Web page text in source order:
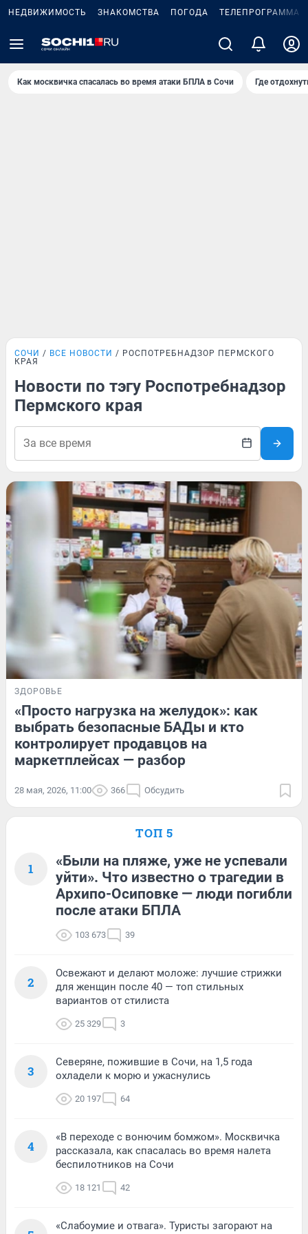
НЕДВИЖИМОСТЬ ЗНАКОМСТВА ПОГОДА ТЕЛЕПРОГРАММА
Как москвичка спасалась во время атаки БПЛА в Сочи Где
СОЧИ ВСЕ НОВОСТИ
РОСПОТРЕБНАДЗОР ПЕРМСКОГО
КРАЯ
Новости по тэгу Роспотребнадзор
Пермского края
ЗДОРОВЬЕ
«Просто нагрузка на желудок»: как
выбрать безопасные БАДы и кто
контролирует продавцов на
маркетплейсах — разбор
28 мая, 2026, 11:00 366 Обсудить
ТОП 5
1
«Были на пляже, уже не успевали
уйти». Что известно о трагедии в
Архипо-Осиповке — люди погибли
после атаки БПЛА
103 673 39
2
Освежают и делают моложе: лучшие стрижки
для женщин после 40 — топ стильных
вариантов от стилиста
25 329 3
3
Северяне, пожившие в Сочи, на 1,5 года
охладели к морю и ужаснулись
20 197 64
4
«В переходе с вонючим бомжом». Москвичка
рассказала, как спасалась во время налета
беспилотников на Сочи
18 121 42
«Слабоумие и отвага». Туристы загорают на